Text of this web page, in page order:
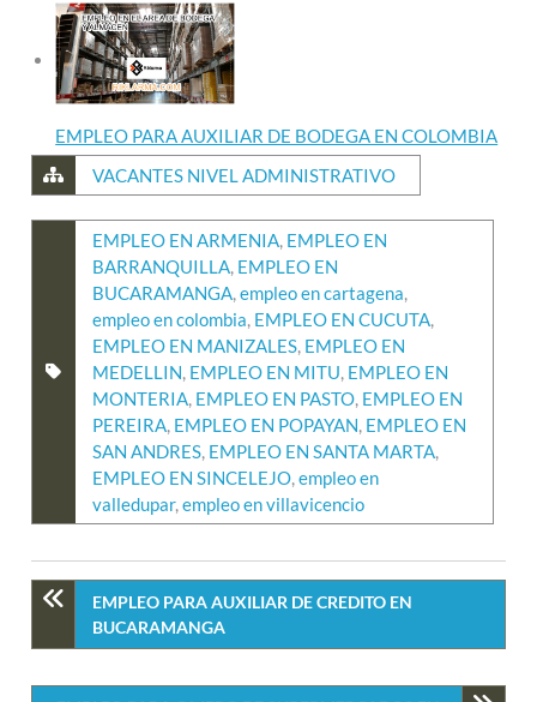
EMPLEO PARA AUXILIAR DE BODEGA EN COLOMBIA
VACANTES NIVEL ADMINISTRATIVO
EMPLEO EN ARMENIA, EMPLEO EN
BARRANQUILLA, EMPLEO EN
BUCARAMANGA,empleo en cartagena,
empleo en colombia, EMPLEO EN CUCUTA,
EMPLEO EN MANIZALES, EMPLEO EN
MEDELLIN, EMPLEO EN MITU, EMPLEO EN
MONTERIA, EMPLEO EN PASTO, EMPLEO EN
PEREIRA, EMPLEO EN POPAYAN, EMPLEO EN
SAN ANDRES, EMPLEO EN SANTA MARTA,
EMPLEO EN SINCELEJO,empleo en
valledupar,empleo en villavicencio
EMPLEO PARA AUXILIAR DE CREDITO EN
BUCARAMANGA